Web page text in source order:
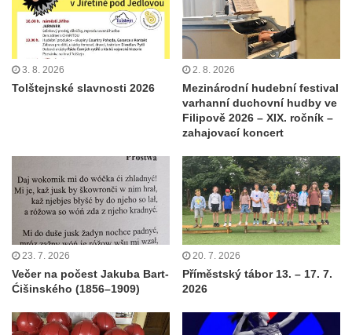
3. 8. 2026
Tolštejnské slavnosti 2026
2. 8. 2026
Mezinárodní hudební festival
varhanní duchovní hudby ve
Filipově 2026 – XIX. ročník –
zahajovací koncert
23. 7. 2026
Večer na počest Jakuba Bart-
Ćišinského (1856–1909)
20. 7. 2026
Příměstský tábor 13. – 17. 7.
2026